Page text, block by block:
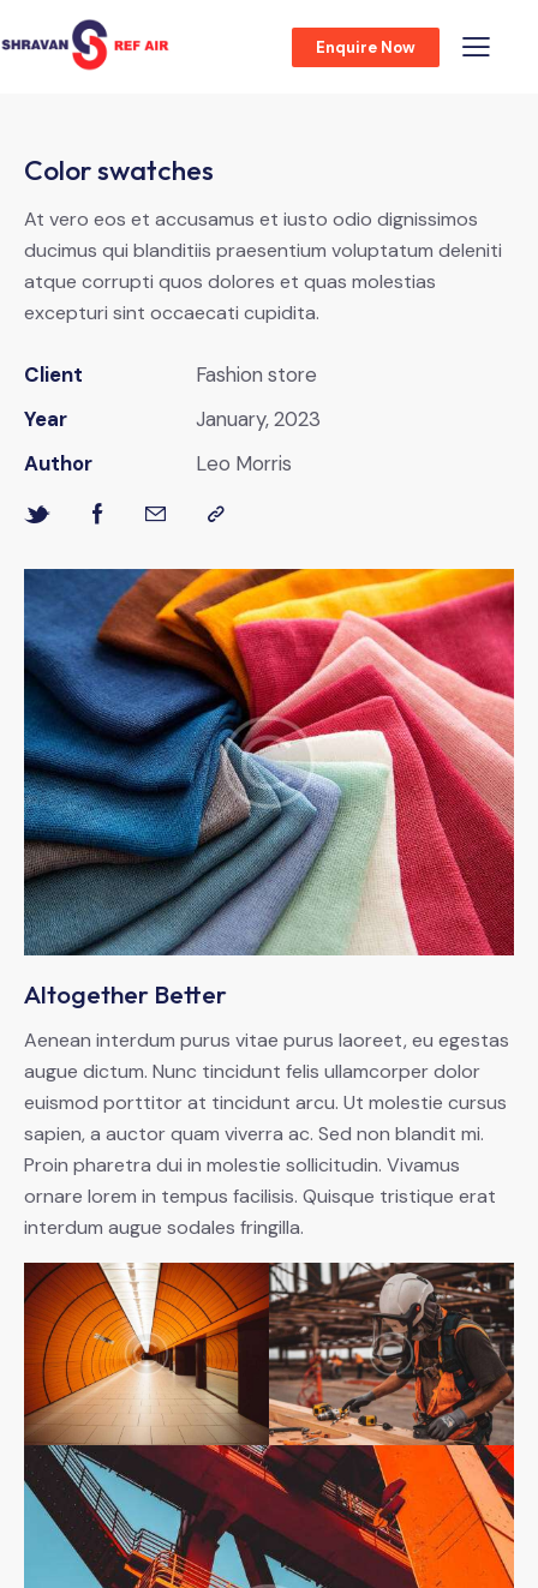
Enquire Now
Color swatches
At vero eos et accusamus et iusto odio dignissimos
ducimus qui blanditiis praesentium voluptatum deleniti
atque corrupti quos dolores et quas molestias
excepturi sint occaecati cupidita.
Client
Fashion store
Year
January, 2023
Author
Leo Morris
Altogether Better
Aenean interdum purus vitae purus laoreet, eu egestas
augue dictum. Nunc tincidunt felis ullamcorper dolor
euismod porttitor at tincidunt arcu. Ut molestie cursus
sapien, a auctor quam viverra ac. Sed non blandit mi.
Proin pharetra dui in molestie sollicitudin. Vivamus
ornare lorem in tempus facilisis. Quisque tristique erat
interdum augue sodales fringilla.